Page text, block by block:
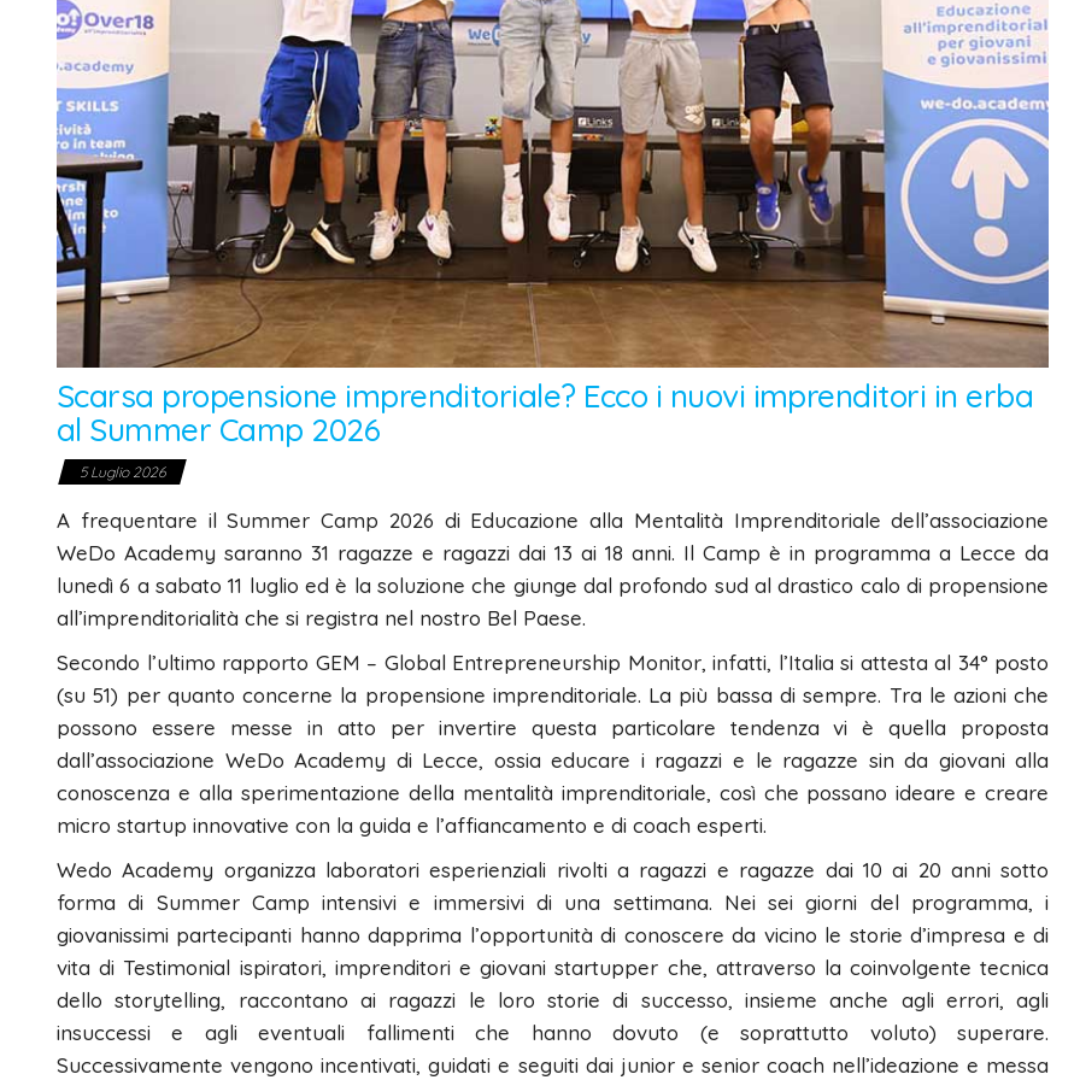
Scarsa propensione imprenditoriale? Ecco i nuovi imprenditori in erba
al Summer Camp 2026
5 Luglio 2026
A frequentare il Summer Camp 2026 di Educazione alla Mentalità Imprenditoriale dell’associazione
WeDo Academy saranno 31 ragazze e ragazzi dai 13 ai 18 anni. Il Camp è in programma a Lecce da
lunedì 6 a sabato 11 luglio ed è la soluzione che giunge dal profondo sud al drastico calo di propensione
all’imprenditorialità che si registra nel nostro Bel Paese.
Secondo l’ultimo rapporto GEM – Global Entrepreneurship Monitor, infatti, l’Italia si attesta al 34° posto
(su 51) per quanto concerne la propensione imprenditoriale. La più bassa di sempre. Tra le azioni che
possono essere messe in atto per invertire questa particolare tendenza vi è quella proposta
dall’associazione WeDo Academy di Lecce, ossia educare i ragazzi e le ragazze sin da giovani alla
conoscenza e alla sperimentazione della mentalità imprenditoriale, così che possano ideare e creare
micro startup innovative con la guida e l’affiancamento e di coach esperti.
Wedo Academy organizza laboratori esperienziali rivolti a ragazzi e ragazze dai 10 ai 20 anni sotto
forma di Summer Camp intensivi e immersivi di una settimana. Nei sei giorni del programma, i
giovanissimi partecipanti hanno dapprima l’opportunità di conoscere da vicino le storie d’impresa e di
vita di Testimonial ispiratori, imprenditori e giovani startupper che, attraverso la coinvolgente tecnica
dello storytelling, raccontano ai ragazzi le loro storie di successo, insieme anche agli errori, agli
insuccessi e agli eventuali fallimenti che hanno dovuto (e soprattutto voluto) superare.
Successivamente vengono incentivati, guidati e seguiti dai junior e senior coach nell’ideazione e messa